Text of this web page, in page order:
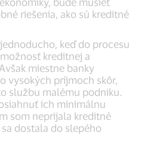
riešenia, ako sú kreditné
keď do procesu
kreditnej a
miestne banky
vysokých príjmoch skôr,
službu malému podniku.
ich minimálnu
som neprijala kreditné
dostala do slepého